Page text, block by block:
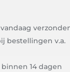
verzonden!
v.a.
dagen